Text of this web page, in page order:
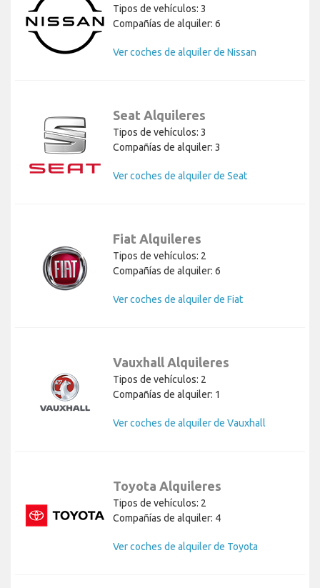
Tipos de vehículos: 3
Compañías de alquiler: 6
Ver coches de alquiler de Nissan
Seat Alquileres
Tipos de vehículos: 3
Compañías de alquiler: 3
Ver coches de alquiler de Seat
Fiat Alquileres
Tipos de vehículos: 2
Compañías de alquiler: 6
Ver coches de alquiler de Fiat
Vauxhall Alquileres
Tipos de vehículos: 2
Compañías de alquiler: 1
Ver coches de alquiler de Vauxhall
Toyota Alquileres
Tipos de vehículos: 2
Compañías de alquiler: 4
Ver coches de alquiler de Toyota